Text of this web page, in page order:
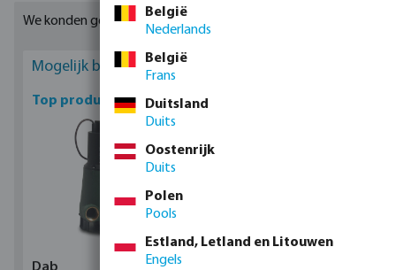
het systeem toestaan wanneer dit correct geïnstalleerd is. Een
pijl op het huis geeft aan in welke richting de stroom wordt
toegestaan. In ons pakket vind u een breed scala aan kunststof
terugslagkleppen die geschikt zijn voor uw systeem.
We konden geen geschikte resultaten vinden
Mogelijk bent u geïnteresseerd
Top producten
België
Nederlands
België
Frans
Duitsland
Duits
Oostenrijk
Duits
Polen
Pools
Estland, Letland en Litouwen
Engels